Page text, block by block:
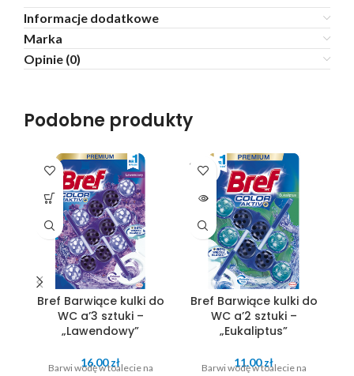
Informacje dodatkowe
Marka
Opinie (0)
Podobne produkty
Bref Barwiące kulki do
WC a’3 sztuki –
„Lawendowy”
16.00zł
Barwi wodę w toalecie na
SOLD
OUT
Bref Barwiące kulki do
WC a’2 sztuki –
„Eukaliptus”
11.00zł
Barwi wodę w toalecie na